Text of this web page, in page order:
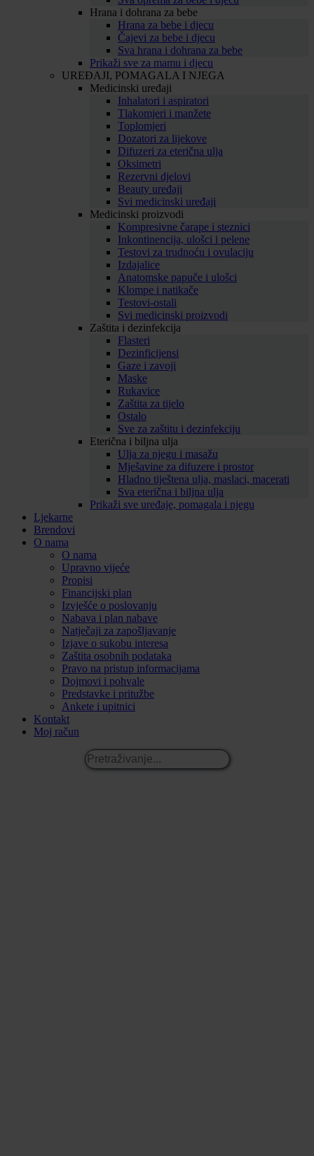
Hrana i dohrana za bebe
Hrana za bebe i djecu
Čajevi za bebe i djecu
Sva hrana i dohrana za bebe
Prikaži sve za mamu i djecu
UREĐAJI, POMAGALA I NJEGA
Medicinski uređaji
Inhalatori i aspiratori
Tlakomjeri i manžete
Toplomjeri
Dozatori za lijekove
Difuzeri za eterična ulja
Oksimetri
Rezervni djelovi
Beauty uređaji
Svi medicinski uređaji
Medicinski proizvodi
Kompresivne čarape i steznici
Inkontinencija, ulošci i pelene
Testovi za trudnoću i ovulaciju
Izdajalice
Anatomske papuče i ulošci
Klompe i natikače
Testovi-ostali
Svi medicinski proizvodi
Zaštita i dezinfekcija
Flasteri
Dezinficijensi
Gaze i zavoji
Maske
Rukavice
Zaštita za tijelo
Ostalo
Sve za zaštitu i dezinfekciju
Eterična i biljna ulja
Ulja za njegu i masažu
Mješavine za difuzere i prostor
Hladno tiještena ulja, maslaci, macerati
Sva eterična i biljna ulja
Prikaži sve uređaje, pomagala i njegu
Ljekarne
Brendovi
O nama
O nama
Upravno vijeće
Propisi
Financijski plan
Izvješće o poslovanju
Nabava i plan nabave
Natječaji za zapošljavanje
Izjave o sukobu interesa
Zaštita osobnih podataka
Pravo na pristup informacijama
Dojmovi i pohvale
Predstavke i pritužbe
Ankete i upitnici
Kontakt
Moj račun
Pretraživanje...